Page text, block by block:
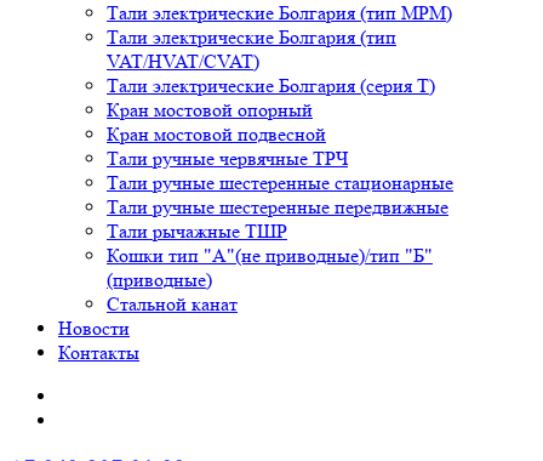
Тали электрические Болгария (тип МРМ)
Тали электрические Болгария (тип
VAT/HVAT/CVAT)
Тали электрические Болгария (серия Т)
Кран мостовой опорный
Кран мостовой подвесной
Тали ручные червячные ТРЧ
Тали ручные шестеренные стационарные
Тали ручные шестеренные передвижные
Тали рычажные ТШР
Кошки тип "А"(не приводные)/тип "Б"
(приводные)
Стальной канат
Новости
Контакты